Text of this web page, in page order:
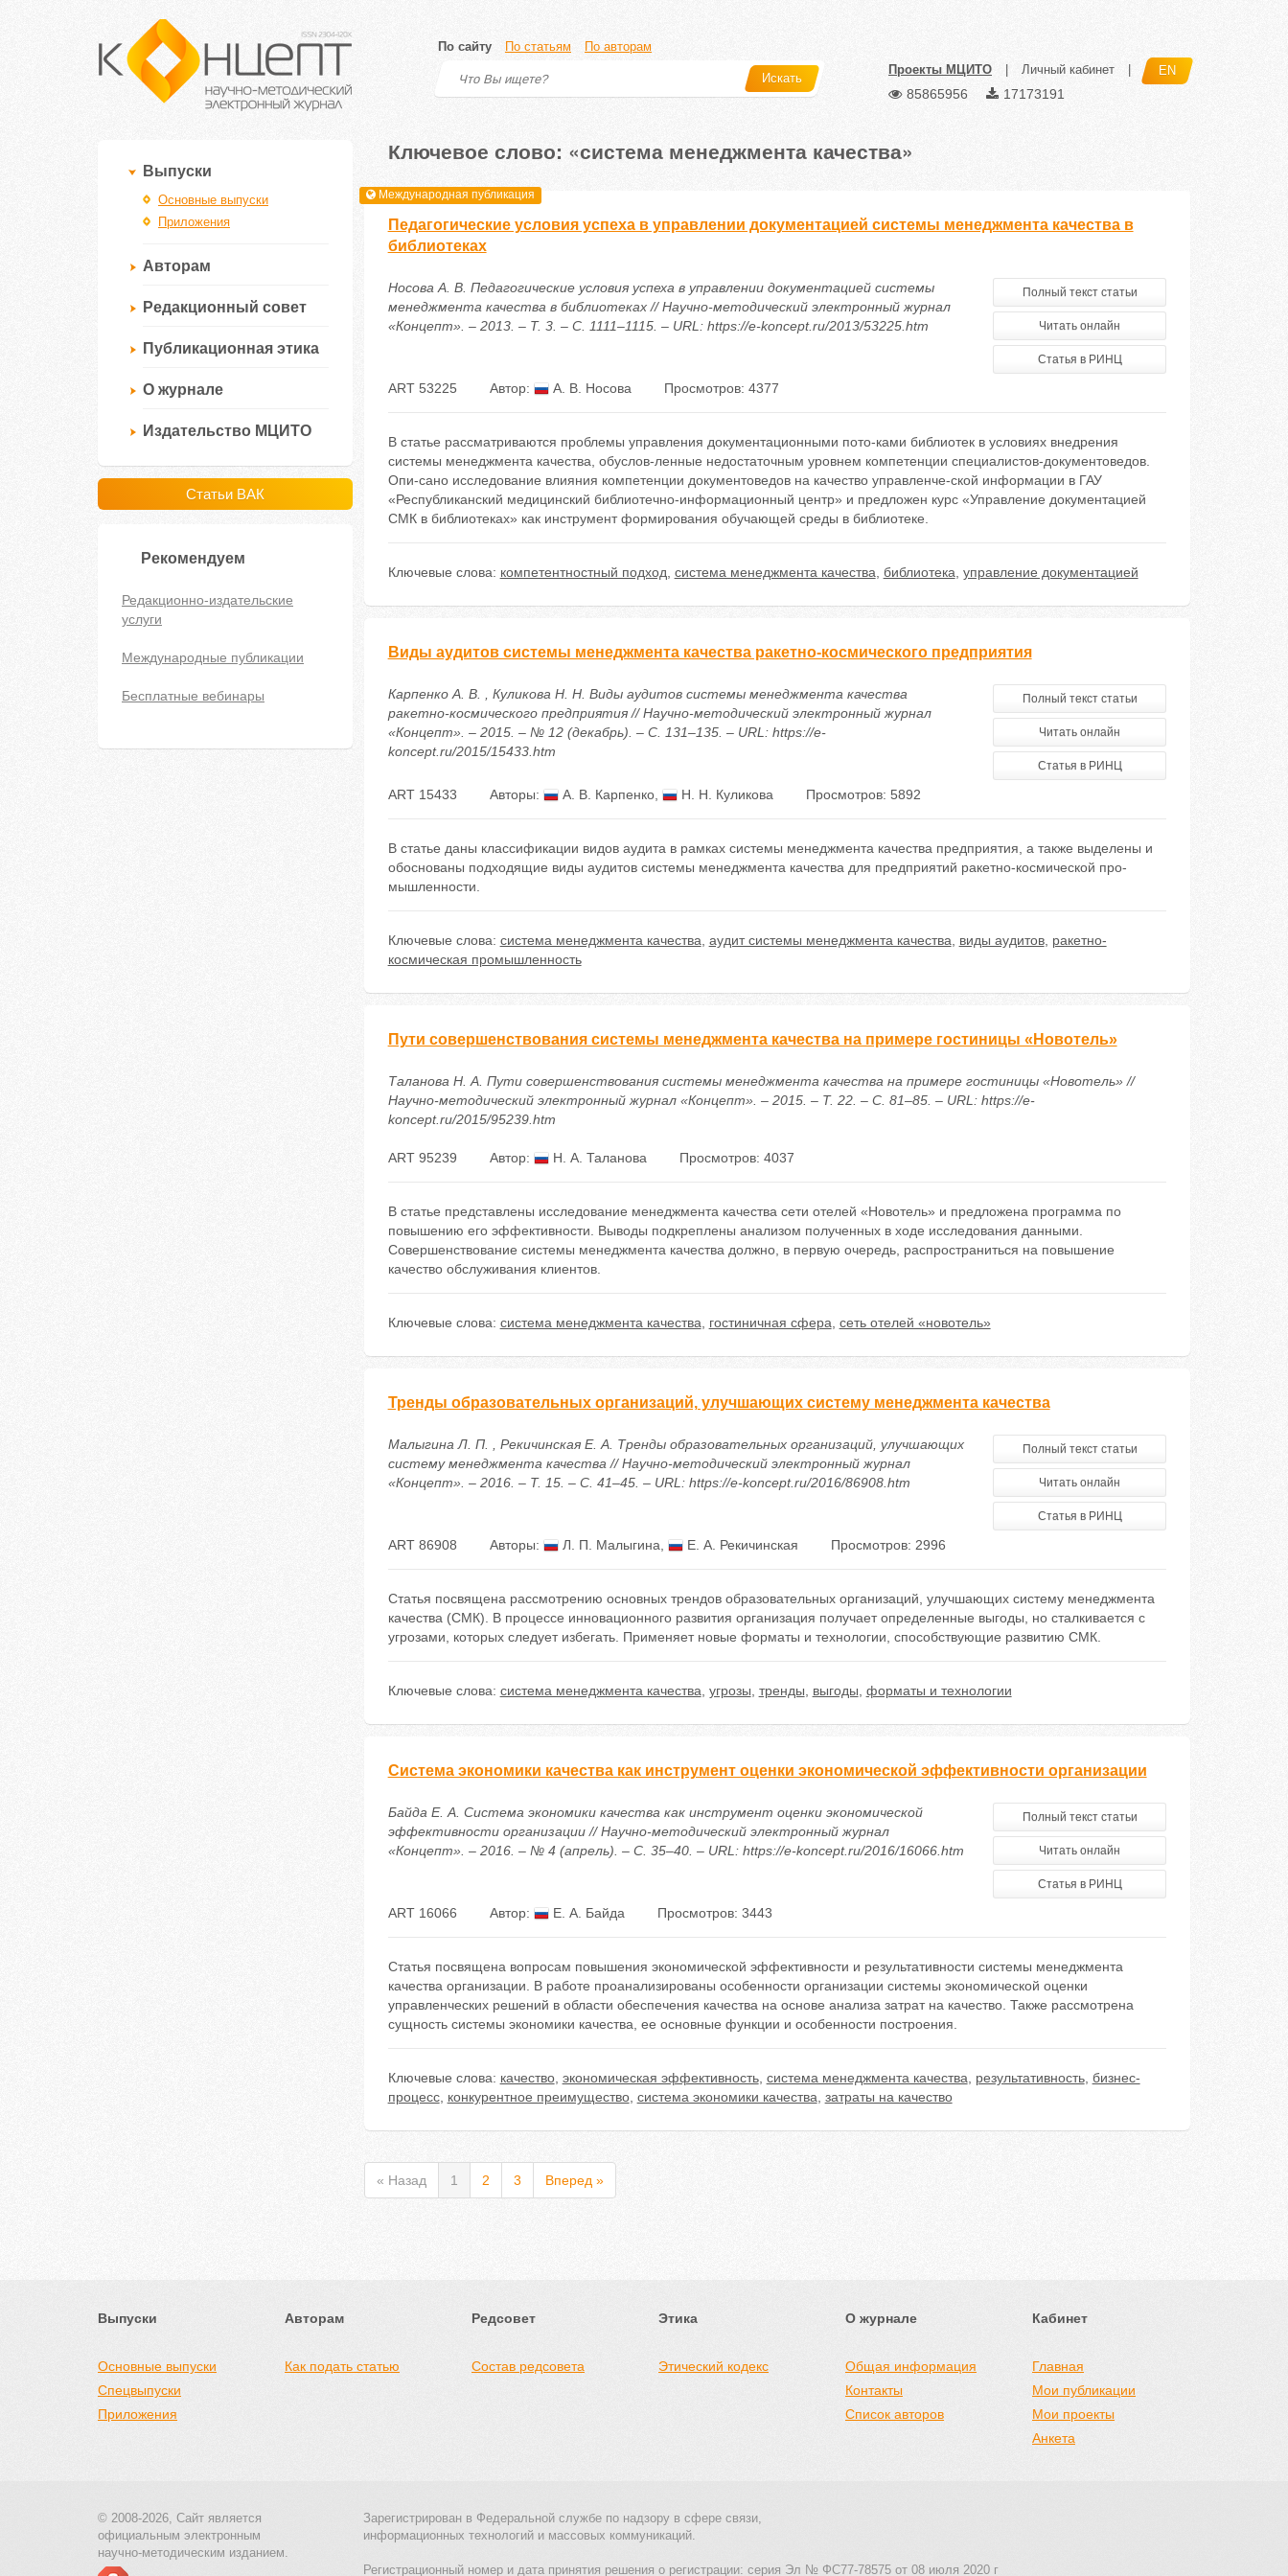
По сайту По статьям По авторам
Искать
Проекты МЦИТО Личный кабинет EN
85865956 17173191
Выпуски
Основные выпуски
Приложения
Авторам
Редакционный совет
Публикационная этика
О журнале
Издательство МЦИТО
Статьи ВАК
Рекомендуем
Редакционно-издательские
услуги
Международные публикации
Бесплатные вебинары
Ключевое слово: «система менеджмента качества»
Международная публикация
Педагогические условия успеха в управлении документацией системы менеджмента качества в
библиотеках
Носова А. В. Педагогические условия успеха в управлении документацией системы
менеджмента качества в библиотеках // Научно-методический электронный журнал
«Концепт». – 2013. – Т. 3. – С. 1111–1115. – URL: https://e-koncept.ru/2013/53225.htm
Полный текст статьи
Читать онлайн
Статья в РИНЦ
ART 53225 Автор: А. В. Носова Просмотров: 4377
В статье рассматриваются проблемы управления документационными пото-ками библиотек в условиях внедрения
системы менеджмента качества, обуслов-ленные недостаточным уровнем компетенции специалистов-документоведов.
Опи-сано исследование влияния компетенции документоведов на качество управленче-ской информации в ГАУ
«Республиканский медицинский библиотечно-информационный центр» и предложен курс «Управление документацией
СМК в библиотеках» как инструмент формирования обучающей среды в библиотеке.
Ключевые слова: компетентностный подход система менеджмента качества библиотека управление документацией
Виды аудитов системы менеджмента качества ракетно-космического предприятия
Карпенко А. В. , Куликова Н. Н. Виды аудитов системы менеджмента качества
ракетно-космического предприятия // Научно-методический электронный журнал
«Концепт». – 2015. – № 12 (декабрь). – С. 131–135. – URL: https://e-
koncept.ru/2015/15433.htm
Полный текст статьи
Читать онлайн
Статья в РИНЦ
ART 15433 Авторы: А. В. Карпенко, Н. Н. Куликова Просмотров: 5892
В статье даны классификации видов аудита в рамках системы менеджмента качества предприятия, а также выделены и
обоснованы подходящие виды аудитов системы менеджмента качества для предприятий ракетно-космической про-
мышленности.
Ключевые слова: система менеджмента качества аудит системы менеджмента качества виды аудитов, ракетно-
космическая промышленность
Пути совершенствования системы менеджмента качества на примере гостиницы «Новотель»
Таланова Н. А. Пути совершенствования системы менеджмента качества на примере гостиницы «Новотель» //
Научно-методический электронный журнал «Концепт». – 2015. – Т. 22. – С. 81–85. – URL: https://e-
koncept.ru/2015/95239.htm
ART 95239 Автор: Н. А. Таланова Просмотров: 4037
В статье представлены исследование менеджмента качества сети отелей «Новотель» и предложена программа по
повышению его эффективности. Выводы подкреплены анализом полученных в ходе исследования данными.
Совершенствование системы менеджмента качества должно, в первую очередь, распространиться на повышение
качество обслуживания клиентов.
Ключевые слова: система менеджмента качества гостиничная сфера сеть отелей «новотель»
Тренды образовательных организаций, улучшающих систему менеджмента качества
Малыгина Л. П. , Рекичинская Е. А. Тренды образовательных организаций, улучшающих
систему менеджмента качества // Научно-методический электронный журнал
«Концепт». – 2016. – Т. 15. – С. 41–45. – URL: https://e-koncept.ru/2016/86908.htm
Полный текст статьи
Читать онлайн
Статья в РИНЦ
ART 86908 Авторы: Л. П. Малыгина Е. А. Рекичинская Просмотров: 2996
Статья посвящена рассмотрению основных трендов образовательных организаций, улучшающих систему менеджмента
качества (СМК). В процессе инновационного развития организация получает определенные выгоды, но сталкивается с
угрозами, которых следует избегать. Применяет новые форматы и технологии, способствующие развитию СМК.
Ключевые слова: система менеджмента качества угрозы тренды выгоды форматы и технологии
Система экономики качества как инструмент оценки экономической эффективности организации
Байда Е. А. Система экономики качества как инструмент оценки экономической
эффективности организации // Научно-методический электронный журнал
«Концепт». – 2016. – № 4 (апрель). – С. 35–40. – URL: https://e-koncept.ru/2016/16066.htm
Полный текст статьи
Читать онлайн
Статья в РИНЦ
ART 16066 Автор: Е. А. Байда Просмотров: 3443
Статья посвящена вопросам повышения экономической эффективности и результативности системы менеджмента
качества организации. В работе проанализированы особенности организации системы экономической оценки
управленческих решений в области обеспечения качества на основе анализа затрат на качество. Также рассмотрена
сущность системы экономики качества, ее основные функции и особенности построения.
Ключевые слова: качество, экономическая эффективность, система менеджмента качества результативность, бизнес-
процесс, конкурентное преимущество, система экономики качества затраты на качество
« Назад 1 2 3 Вперед »
Выпуски
Основные выпуски
Спецвыпуски
Приложения
Авторам
Как подать статью
Редсовет
Состав редсовета
Этика
Этический кодекс
О журнале
Общая информация
Контакты
Список авторов
Кабинет
Главная
Мои публикации
Мои проекты
Анкета
© 2008-2026, Сайт является
официальным электронным
научно-методическим изданием.
Зарегистрирован в Федеральной службе по надзору в сфере связи,
информационных технологий и массовых коммуникаций.
Регистрационный номер и дата принятия решения о регистрации: серия Эл № ФС77-78575 от 08 июля 2020 г